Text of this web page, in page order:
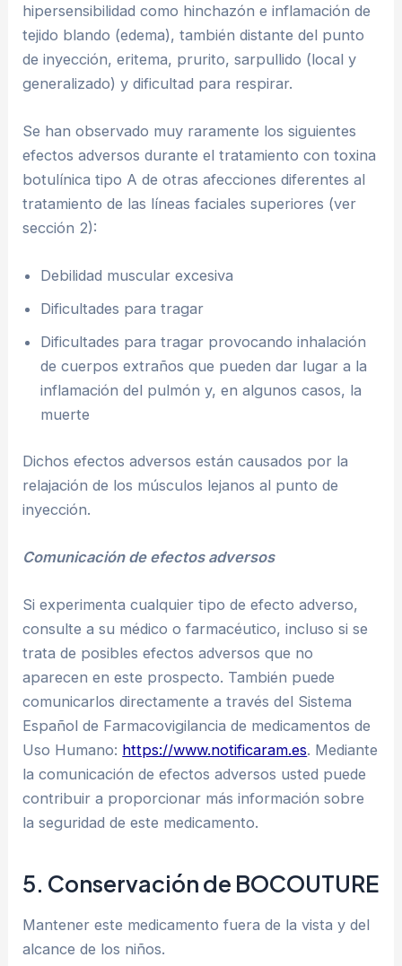
hipersensibilidad como hinchazón e inflamación de
tejido blando (edema), también distante del punto
de inyección, eritema, prurito, sarpullido (local y
generalizado) y dificultad para respirar.
Se han observado muy raramente los siguientes
efectos adversos durante el tratamiento con toxina
botulínica tipo A de otras afecciones diferentes al
tratamiento de las líneas faciales superiores (ver
sección 2):
Debilidad muscular excesiva
Dificultades para tragar
Dificultades para tragar provocando inhalación
de cuerpos extraños que pueden dar lugar a la
inflamación del pulmón y, en algunos casos, la
muerte
Dichos efectos adversos están causados por la
relajación de los músculos lejanos al punto de
inyección.
Comunicación de efectos adversos
Si experimenta cualquier tipo de efecto adverso,
consulte a su médico o farmacéutico, incluso si se
trata de posibles efectos adversos que no
aparecen en este prospecto. También puede
comunicarlos directamente a través del Sistema
Español de Farmacovigilancia de medicamentos de
Uso Humano: https://www.notificaram.es. Mediante
la comunicación de efectos adversos usted puede
contribuir a proporcionar más información sobre
la seguridad de este medicamento.
5. Conservación de BOCOUTURE
Mantener este medicamento fuera de la vista y del
alcance de los niños.